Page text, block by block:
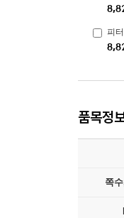
피
품목정
쪽